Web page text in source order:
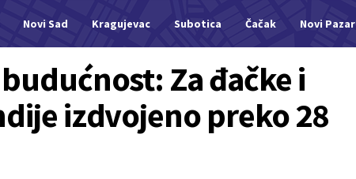
Novi Sad Kragujevac Subotica Čačak Novi Pazar
Za đačke i
izdvojeno preko 28